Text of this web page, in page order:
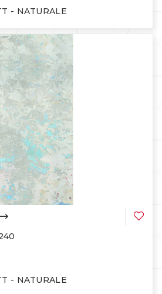
- NATURALE
- NATURALE